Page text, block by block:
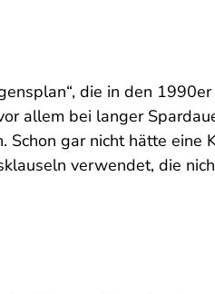
die in den
allem bei langer
Schon gar nicht hätte eine
verwendet, die